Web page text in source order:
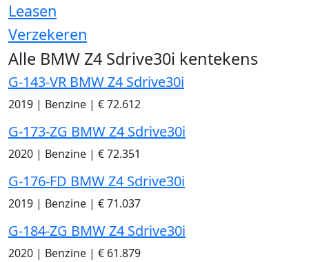
Leasen
Verzekeren
Alle BMW Z4 Sdrive30i kentekens
G-143-VR BMW Z4 Sdrive30i
2019 | Benzine | € 72.612
G-173-ZG BMW Z4 Sdrive30i
2020 | Benzine | € 72.351
G-176-FD BMW Z4 Sdrive30i
2019 | Benzine | € 71.037
G-184-ZG BMW Z4 Sdrive30i
2020 | Benzine | € 61.879